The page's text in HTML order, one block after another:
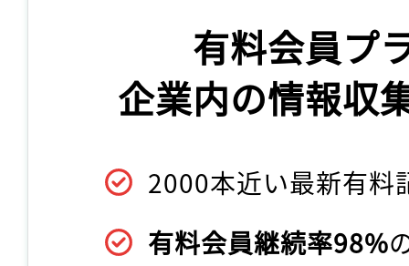
有料会員プ
企業内の情報収
2000本近い最新有料
有料会員継続率98%